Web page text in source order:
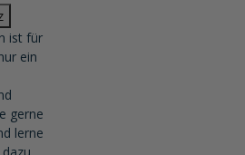
ist für
ein
gerne
lerne